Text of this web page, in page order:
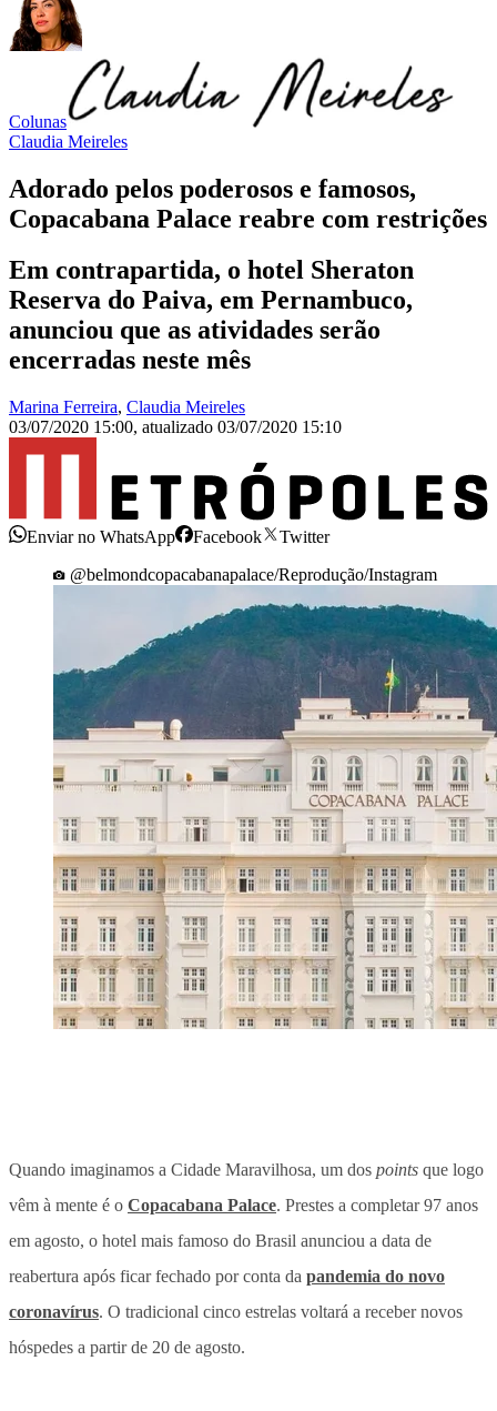
Colunas
Claudia Meireles
Adorado pelos poderosos e famosos,
Copacabana Palace reabre com restrições
Em contrapartida, o hotel Sheraton
Reserva do Paiva, em Pernambuco,
anunciou que as atividades serão
encerradas neste mês
Marina Ferreira, Claudia Meireles
03/07/2020 15:00, atualizado 03/07/2020 15:10
Enviar no WhatsApp Facebook
Twitter
@belmondcopacabanapalace/Reprodução/Instagram
Quando imaginamos a Cidade Maravilhosa, um dos points que logo
vêm à mente é o Copacabana Palace. Prestes a completar 97 anos
em agosto, o hotel mais famoso do Brasil anunciou a data de
reabertura após ficar fechado por conta da pandemia do novo
coronavírus. O tradicional cinco estrelas voltará a receber novos
hóspedes a partir de 20 de agosto.